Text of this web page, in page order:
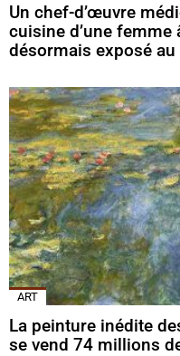
Un chef-d’œuvre
cuisine d’une femme
désormais exposé au
ART
La peinture inédite
se vend 74 millions